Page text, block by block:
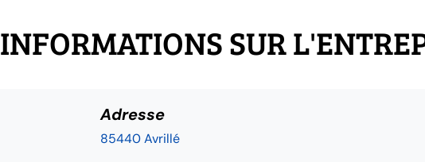
INFORMATIONS SUR
Adresse
85440 Avrillé